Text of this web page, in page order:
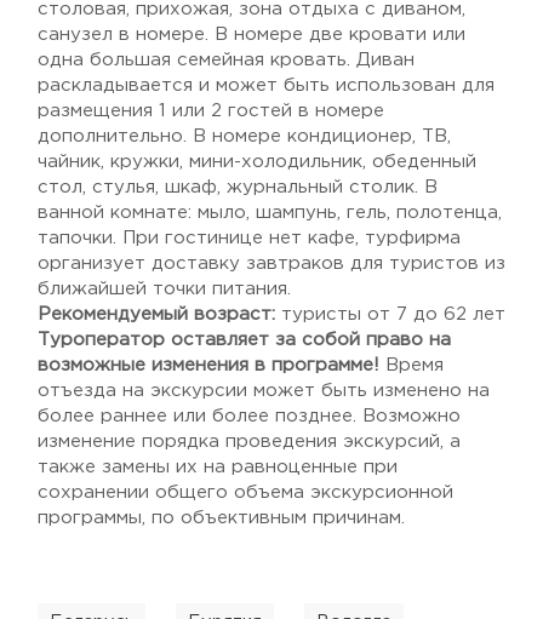
столовая, прихожая, зона отдыха с диваном,
санузел в номере. В номере две кровати или
одна большая семейная кровать. Диван
раскладывается и может быть использован для
размещения 1 или 2 гостей в номере
дополнительно. В номере кондиционер, ТВ,
чайник, кружки, мини-холодильник, обеденный
стол, стулья, шкаф, журнальный столик. В
ванной комнате: мыло, шампунь, гель, полотенца,
тапочки. При гостинице нет кафе, турфирма
организует доставку завтраков для туристов из
ближайшей точки питания.
Рекомендуемый возраст: туристы от 7 до 62 лет
Туроператор оставляет за собой право на
возможные изменения в программе! Время
отъезда на экскурсии может быть изменено на
более раннее или более позднее. Возможно
изменение порядка проведения экскурсий, а
также замены их на равноценные при
сохранении общего объема экскурсионной
программы, по объективным причинам.